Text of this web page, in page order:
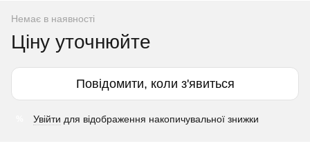
Немає в наявності
Ціну уточнюйте
Повідомити, коли з'явиться
Увійти для відображення накопичувальної знижки